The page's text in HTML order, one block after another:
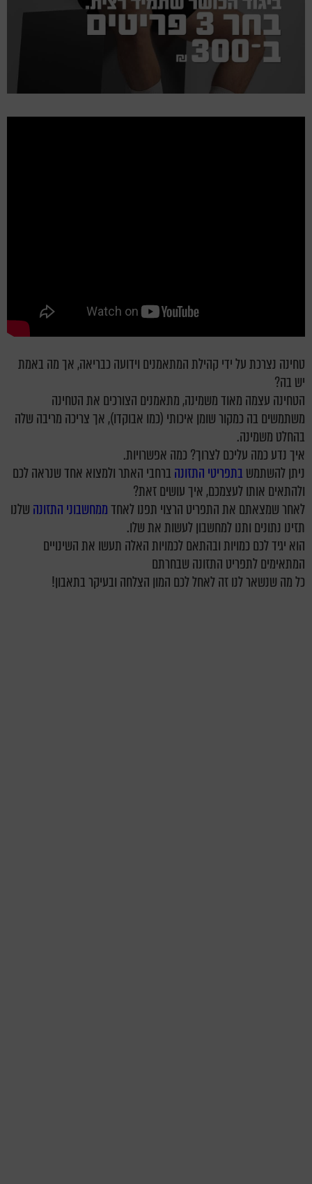
טחינה נצרכת על ידי קהילת המתאמנים וידועה כבריאה, אך מה באמת
יש בה?
הטחינה עצמה מאוד משמינה, מתאמנים הצורכים את הטחינה
משתמשים בה כמקור שומן איכותי (כמו אבוקדו), אך צריכה מריבה שלה
בהחלט משמינה.
איך נדע כמה עליכם לצרוך? כמה אפשרויות.
ניתן להשתמש בתפריטי התזונה ברחבי האתר ולמצוא אחד שנראה לכם
ולהתאים אותו לעצמכם, איך עושים זאת?
לאחר שמצאתם את התפריט הרצוי תפנו לאחדממחשבוני התזונה שלנו
תזינו נתונים ותנו למחשבון לעשות את שלו.
הוא יגיד לכם כמויות ובהתאם לכמויות האלה תעשו את השינויים
המתאימים לתפריט התזונה שבחרתם
כל מה שנשאר לנו זה לאחל לכם המון הצלחה ובעיקר בתאבון!